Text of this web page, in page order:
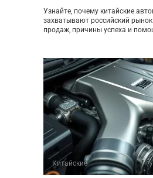
Узнайте, почему китайские
захватывают российский
продаж, причины успеха и
Китайские